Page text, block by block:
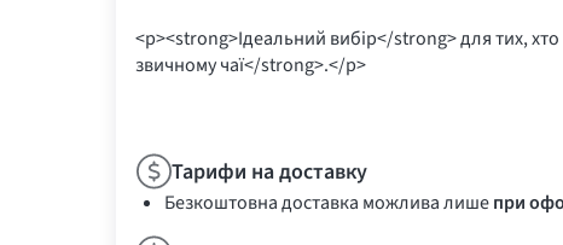
<p><strong>Ідеальний вибір</strong> для тих,
звичному чаї</strong>.</p>
Тарифи на доставку
Безкоштовна доставка можлива лишепри